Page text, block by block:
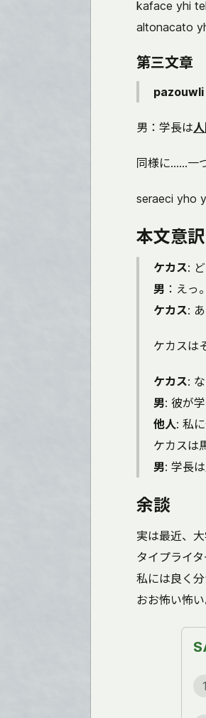
kaface yhi
altonacato
第三文章
pazouwli
男：学長は
同様に……一
seraeci yho
本文意訳
ケカス:
男 ：えっ
ケカス:
ケカスは
ケカス:
男: 彼が学
他人: 私
ケカスは
男: 学長
余談
実は最近、
タイプライ
私には良く
おお怖い怖い
1